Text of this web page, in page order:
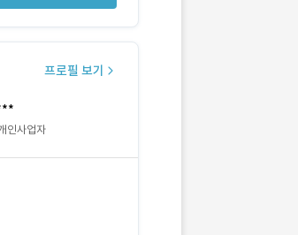
프로필 보기
인사업자